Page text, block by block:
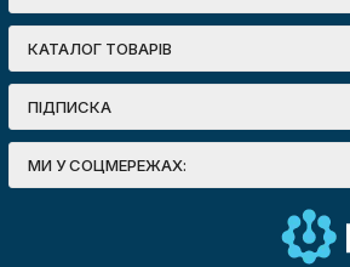
КАТАЛОГ ТОВАРІВ
ПІДПИСКА
МИ У СОЦМЕРЕЖАХ: